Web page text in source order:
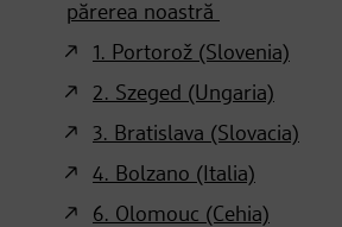
părerea noastră
1. Portorož (Slovenia)
2. Szeged (Ungaria)
3. Bratislava (Slovacia)
4. Bolzano (Italia)
6. Olomouc (Cehia)